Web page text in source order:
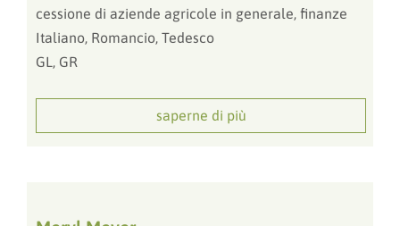
cessione di aziende agricole in generale, finanze
Italiano, Romancio, Tedesco
GL, GR
saperne di più